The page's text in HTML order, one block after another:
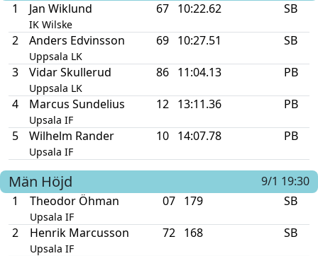
1
Jan Wiklund
IK Wilske
67 10:22.62 SB
2 Anders Edvinsson
Uppsala LK
69 10:27.51 SB
3 Vidar Skullerud
Uppsala LK
86 11:04.13 PB
4 Marcus Sundelius
Upsala IF
12 13:11.36 PB
5 Wilhelm Rander
Upsala IF
10 14:07.78 PB
Män Höjd
9/1 19:30
1
Theodor Öhman
Upsala IF
07 179 SB
2 Henrik Marcusson
Upsala IF
72 168 SB